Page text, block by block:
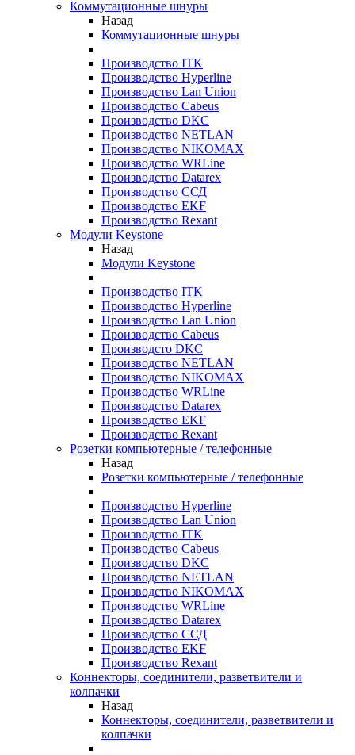
Коммутационные шнуры
Назад
Коммутационные шнуры
Производство ITK
Производство Hyperline
Производство Lan Union
Производство Cabeus
Производство DKC
Производство NETLAN
Производство NIKOMAX
Производство WRLine
Производство Datarex
Производство ССД
Производство EKF
Производство Rexant
Модули Keystone
Назад
Модули Keystone
Производство ITK
Производство Hyperline
Производство Lan Union
Производство Cabeus
Производсто DKC
Производство NETLAN
Производство NIKOMAX
Производство WRLine
Производство Datarex
Производство EKF
Производство Rexant
Розетки компьютерные / телефонные
Назад
Розетки компьютерные / телефонные
Производство Hyperline
Производство Lan Union
Производство ITK
Производство Cabeus
Производство DKC
Производство NETLAN
Производство NIKOMAX
Производство WRLine
Производство Datarex
Производство ССД
Производство EKF
Производство Rexant
Коннекторы, соединители, разветвители и
колпачки
Назад
Коннекторы, соединители, разветвители и
колпачки